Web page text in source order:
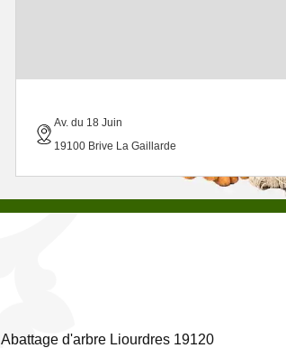
Av. du 18 Juin
19100 Brive La Gaillarde
Abattage d'arbre Liourdres 19120